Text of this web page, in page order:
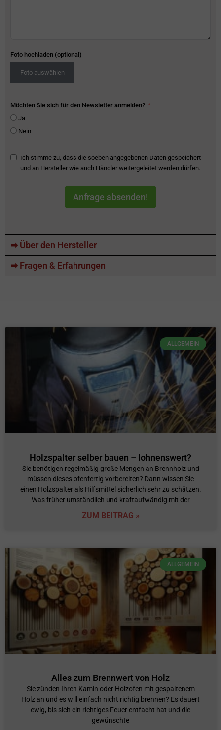
Foto hochladen (optional)
Foto auswählen
Möchten Sie sich für den Newsletter anmelden?
Ja
Nein
Ich stimme zu, dass die soeben angegebenen Daten gespeichert
und an Hersteller wie auch Händler weitergeleitet werden dürfen.
Anfrage absenden!
➡ Über den Hersteller
➡ Fragen & Erfahrungen
ALLGEMEIN
Holzspalter selber bauen – lohnenswert?
Sie benötigen regelmäßig große Mengen an Brennholz und
müssen dieses ofenfertig vorbereiten? Dann wissen Sie
einen Holzspalter als Hilfsmittel sicherlich sehr zu schätzen.
Was früher umständlich und kraftaufwändig mit der
ZUM BEITRAG »
ALLGEMEIN
Alles zum Brennwert von Holz
Sie zünden Ihren Kamin oder Holzofen mit gespaltenem
Holz an und es will einfach nicht richtig brennen? Es dauert
ewig, bis sich ein richtiges Feuer entfacht hat und die
gewünschte